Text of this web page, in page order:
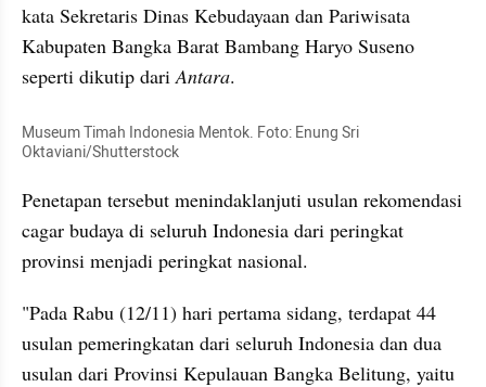
kata Sekretaris Dinas Kebudayaan dan Pariwisata
Kabupaten Bangka Barat Bambang Haryo Suseno
seperti dikutip dari Antara.
Museum Timah Indonesia Mentok. Foto: Enung Sri
Oktaviani/Shutterstock
Penetapan tersebut menindaklanjuti usulan rekomendasi
cagar budaya di seluruh Indonesia dari peringkat
provinsi menjadi peringkat nasional.
"Pada Rabu (12/11) hari pertama sidang, terdapat 44
usulan pemeringkatan dari seluruh Indonesia dan dua
usulan dari Provinsi Kepulauan Bangka Belitung, yaitu